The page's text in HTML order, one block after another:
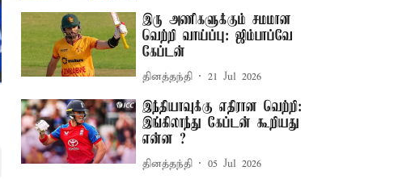
இரு அணிகளுக்கும் சமமான
வெற்றி வாய்ப்பு: ஜிம்பாப்வே
கேப்டன்
தினத்தந்தி 21 Jul 2026
இந்தியாவுக்கு எதிரான வெற்றி:
இங்கிலாந்து கேப்டன் கூறியது
என்ன ?
தினத்தந்தி 05 Jul 2026